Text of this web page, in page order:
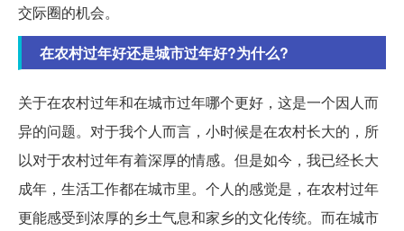
交际圈的机会。
在农村过年好还是城市过年好?为什么?
关于在农村过年和在城市过年哪个更好，这是一个因人而
异的问题。对于我个人而言，小时候是在农村长大的，所
以对于农村过年有着深厚的情感。但是如今，我已经长大
成年，生活工作都在城市里。个人的感觉是，在农村过年
更能感受到浓厚的乡土气息和家乡的文化传统。而在城市